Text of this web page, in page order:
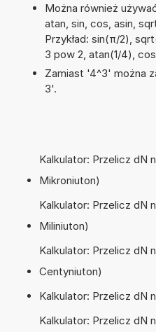
Można również
atan, sin, cos, asin,
Przykład: sin(π/2),
3 pow 2, atan(1/4),
Zamiast '4^3' można
3'.
Kalkulator: Przelicz dN
Mikroniuton)
Kalkulator: Przelicz dN
Miliniuton)
Kalkulator: Przelicz dN
Centyniuton)
Kalkulator: Przelicz dN
Kalkulator: Przelicz dN